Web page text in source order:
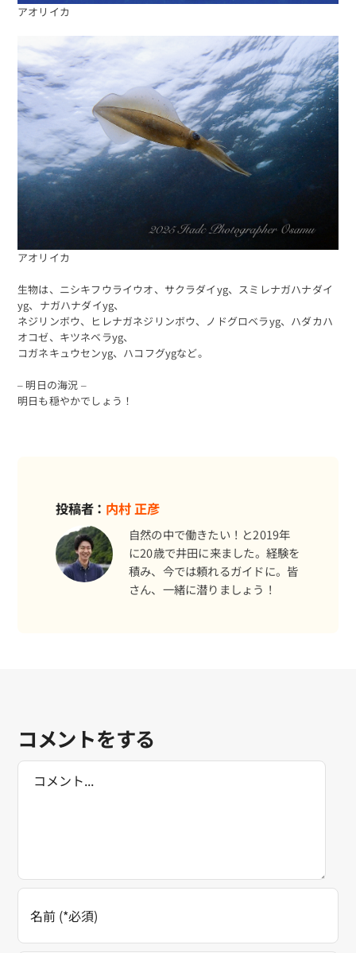
アオリイカ
アオリイカ
生物は、ニシキフウライウオ、サクラダイyg、スミレナガハナダイ
yg、ナガハナダイyg、
ネジリンボウ、ヒレナガネジリンボウ、ノドグロベラyg、ハダカハ
オコゼ、キツネベラyg、
コガネキュウセンyg、ハコフグygなど。
– 明日の海況 –
明日も穏やかでしょう！
投稿者： 内村 正彦
自然の中で働きたい！と2019年
に20歳で井田に来ました。経験を
積み、今では頼れるガイドに。皆
さん、一緒に潜りましょう！
コメントをする
Comment